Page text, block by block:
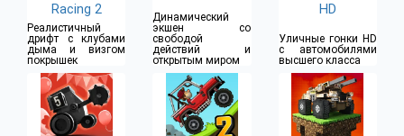
Racing 2
Реалистичный
дрифт с клубами
дыма и визгом
покрышек
Динамический
экшен со
свободой
действий и
открытым миром
HD
Уличные гонки HD
с автомобилями
высшего класса